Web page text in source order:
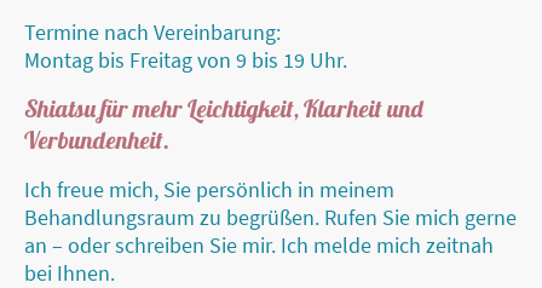
Termine nach Vereinbarung:
Montag bis Freitag von 9 bis 19 Uhr.
Shiatsu für mehr Leichtigkeit, Klarheit und
Verbundenheit.
Ich freue mich, Sie persönlich in meinem
Behandlungsraum zu begrüßen. Rufen Sie mich gerne
an – oder schreiben Sie mir. Ich melde mich zeitnah
bei Ihnen.